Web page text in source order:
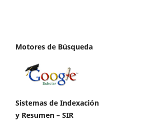
Motores de Búsqueda
Sistemas de Indexación
y Resumen – SIR